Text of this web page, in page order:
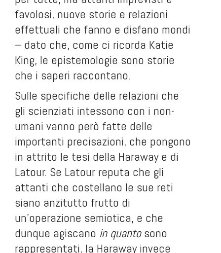
favolosi, nuove storie e relazioni
effettuali che fanno e disfano mondi
– dato che, come ci ricorda Katie
King, le epistemologie sono storie
che i saperi raccontano.
Sulle specifiche delle relazioni che
gli scienziati intessono con i non-
umani vanno però fatte delle
importanti precisazioni, che pongono
in attrito le tesi della Haraway e di
Latour. Se Latour reputa che gli
attanti che costellano le sue reti
siano anzitutto frutto di
un’operazione semiotica, e che
dunque agiscano in quantosono
rappresentati, la Haraway invece